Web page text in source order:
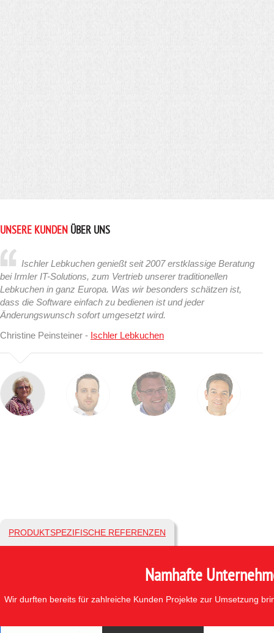
UNSERE KUNDEN ÜBER UNS
Ischler Lebkuchen genießt seit 2007 erstklassige Beratung
bei Irmler IT-Solutions, zum Vertrieb unserer traditionellen
Lebkuchen in ganz Europa. Was wir besonders schätzen ist,
dass die Software einfach zu bedienen ist und jeder
Änderungswunsch sofort umgesetzt wird.
Christine Peinsteiner - Ischler Lebkuchen
PRODUKTSPEZIFISCHE REFERENZEN
Namhafte
Wir durften bereits für zahlreiche Kunden Projekte zur Umsetzung